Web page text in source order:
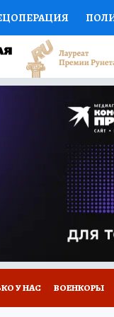
СПОРТ
НА СПОРТ
НОВОЕ
У НАС ВОЕНКОРЫ